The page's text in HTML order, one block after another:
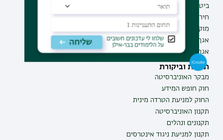
ביטחון ובטיחות
חירום ועזרה ראשונה
מוקד בקרה לדיווחים
אגף התקשוב
אגף התפעול
תעודת הוראה
תקנות וביקורת
מבקר האוניברסיטה
חוק חופש המידע
החוק למניעת הטרדה מינית
תקנון האוניברסיטה
תקנונים ונהלים
תקנון למניעת ניגוד אינטרסים